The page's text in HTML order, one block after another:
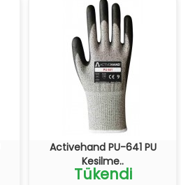
Activehand PU-641 PU
Kesilme..
Tükendi